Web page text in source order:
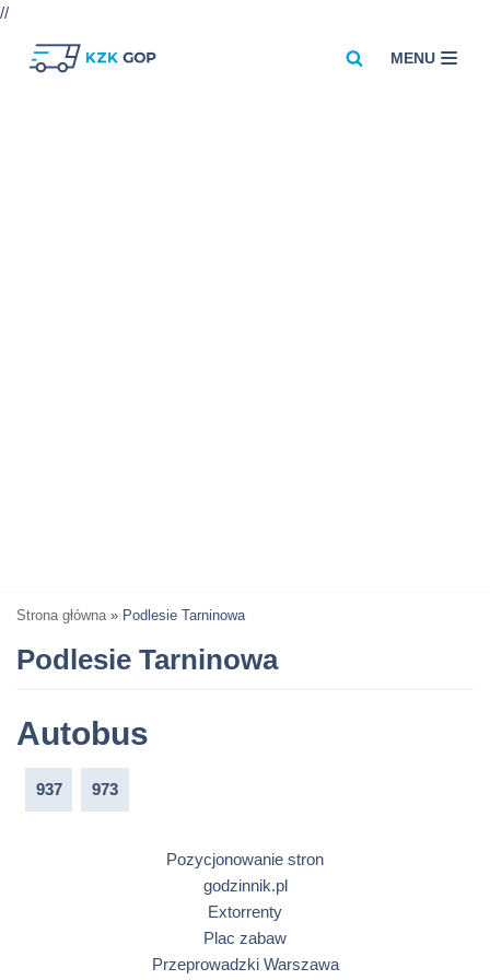
//
MENU
Strona główna » Podlesie Tarninowa
Podlesie Tarninowa
Autobus
937 973
Pozycjonowanie stron
godzinnik.pl
Extorrenty
Plac zabaw
Przeprowadzki Warszawa